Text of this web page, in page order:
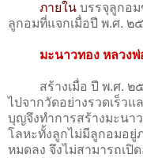
ภายใน บรรจุลูกอ
ลูกอมที่แจกเมื่อปี พ.ศ.
มะนาวทอง หลวง
สร้างเมื่อ ปี พ.ศ. ๒๕
ไปจากวัดอย่างรวดเร็ว
บุญจึงทำการสร้างมะนา
โลหะทั้งลูกไม่มีลูกอมอยู่
หมดลง จึงไม่สามารถเปิ